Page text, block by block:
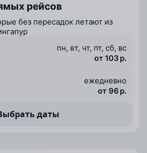
рейсов
без пересадок летают из
пн, вт, чт, пт, сб, вс
от 103 р.
ежедневно
от 96 р.
даты